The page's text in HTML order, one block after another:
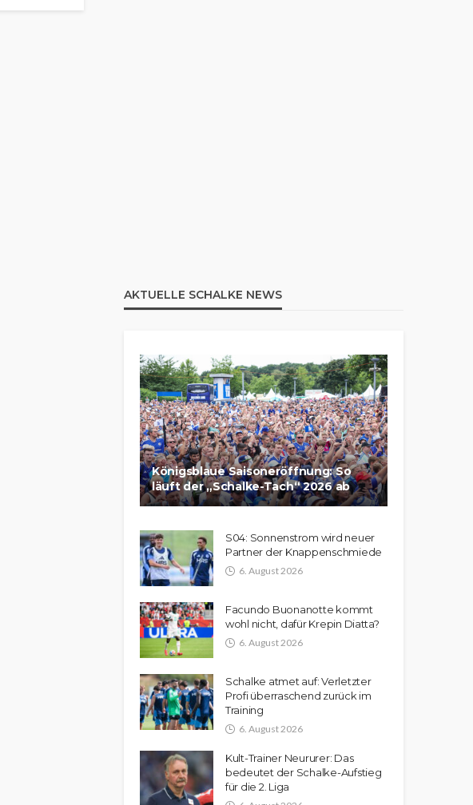
AKTUELLE SCHALKE NEWS
Königsblaue Saisoneröffnung: So
läuft der „Schalke-Tach“ 2026 ab
S04: Sonnenstrom wird neuer
Partner der Knappenschmiede
6. August 2026
Facundo Buonanotte kommt
wohl nicht, dafür Krepin Diatta?
6. August 2026
Schalke atmet auf: Verletzter
Profi überraschend zurück im
Training
6. August 2026
Kult-Trainer Neururer: Das
bedeutet der Schalke-Aufstieg
für die 2. Liga